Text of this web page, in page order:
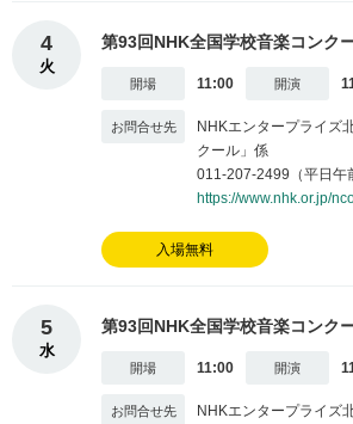
4
火
第93回NHK全国学校音楽コン
11:00
NHKエンタープライズ
クール」係
011-207-2499（平日午
https://www.nhk.or.jp/
入場無料
5
水
第93回NHK全国学校音楽コン
11:00
NHKエンタープライズ